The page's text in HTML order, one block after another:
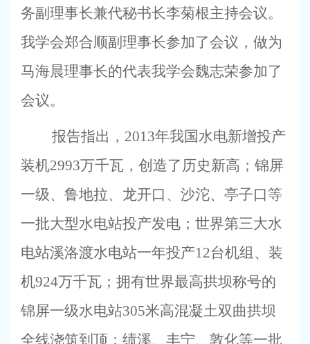
务副理事长兼代秘书长李菊根主持会议。
我学会郑合顺副理事长参加了会议，做为
马海晨理事长的代表我学会魏志荣参加了
会议。
报告指出， 2013年我国水电新增投产
装机2993万千瓦，创造了历史新高；锦屏
一级、鲁地拉、龙开口、沙沱、亭子口等
一批大型水电站投产发电；世界第三大水
电站溪洛渡水电站一年投产12台机组、装
机924万千瓦；拥有世界最高拱坝称号的
锦屏一级水电站305米高混凝土双曲拱坝
全线浇筑到顶；绩溪、丰宁、敦化等一批